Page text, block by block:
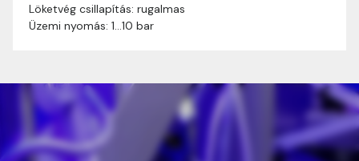
Löketvég csillapítás: rugalmas
Üzemi nyomás: 1…10 bar